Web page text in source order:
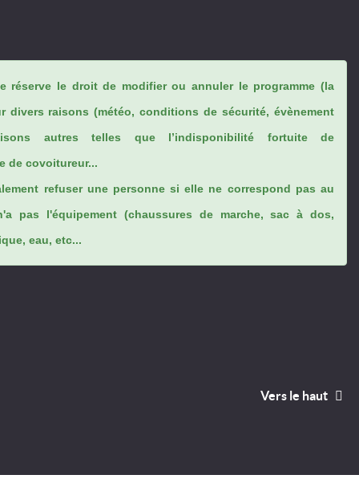
réserve le droit de modifier ou annuler le programme (la
divers raisons (météo, conditions de sécurité, évènement
autres telles que l’indisponibilité fortuite de
de covoitureur...
refuser une personne si elle ne correspond pas au
pas l'équipement (chaussures de marche, sac à dos,
eau, etc...
Vers le haut